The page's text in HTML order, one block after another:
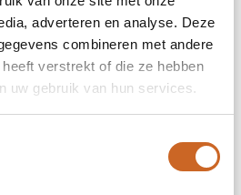
adverteren en analyse. Deze
combineren met andere
verstrekt of die ze hebben
uw gebruik van hun services.
Borduren